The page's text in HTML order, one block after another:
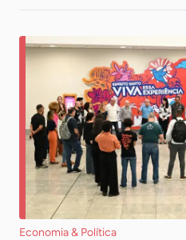
Economia & Política